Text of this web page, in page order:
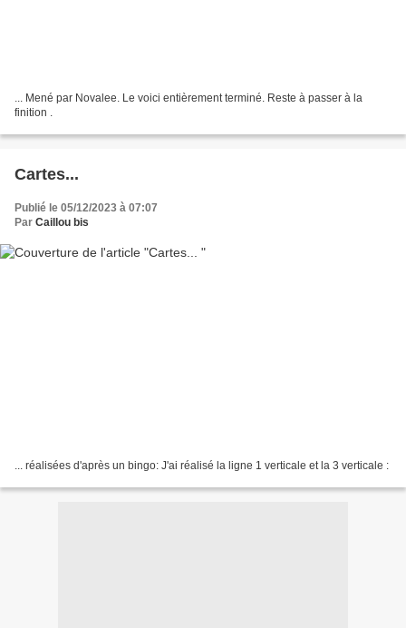
... Mené par Novalee. Le voici entièrement terminé. Reste à passer à la
finition .
Cartes...
Publié le 05/12/2023 à 07:07
Par Caillou bis
... réalisées d'après un bingo: J'ai réalisé la ligne 1 verticale et la 3 verticale :